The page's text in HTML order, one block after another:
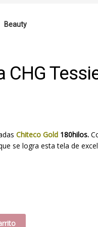
Beauty
CHG
desde
Chiteco Gold180hilos.
se logra esta tela de